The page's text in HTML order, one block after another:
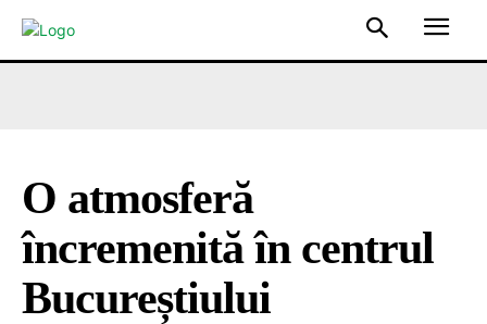
O atmosferă
încremenită în centrul
Bucureștiului